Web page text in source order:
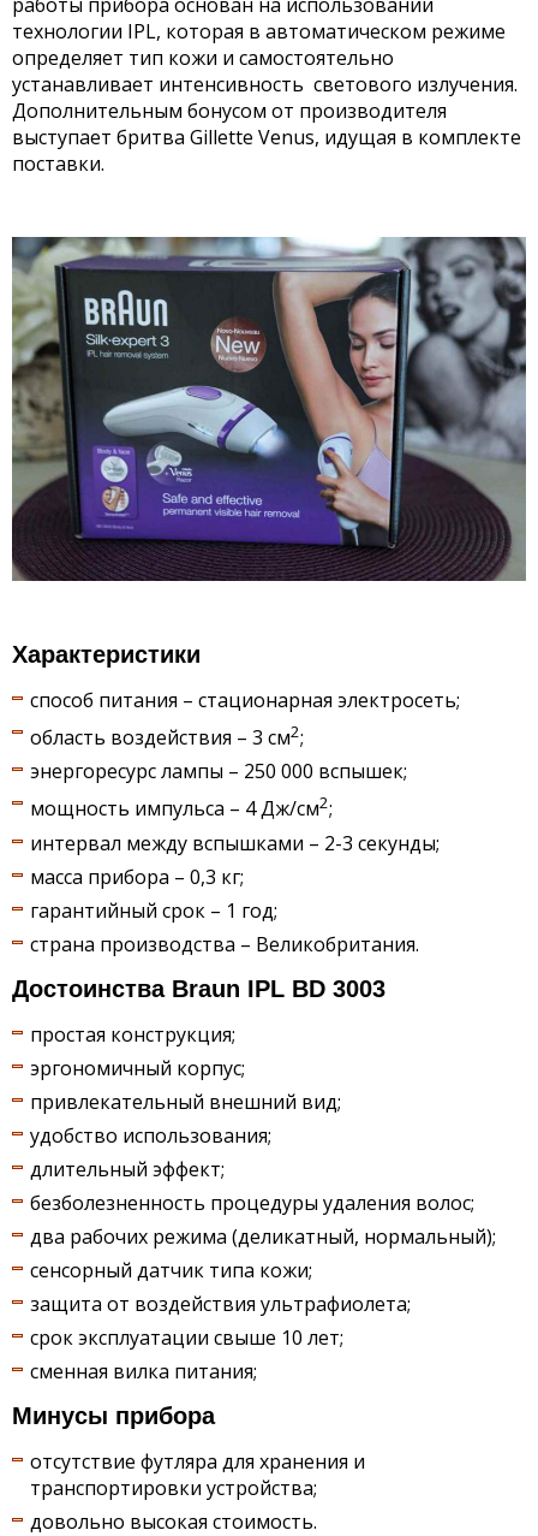
работы прибора основан на использовании
технологии IPL, которая в автоматическом режиме
определяет тип кожи и самостоятельно
устанавливает интенсивность светового излучения.
Дополнительным бонусом от производителя
выступает бритва Gillette Venus, идущая в комплекте
поставки.
Характеристики
способ питания – стационарная электросеть;
область воздействия – 3 см2;
энергоресурс лампы – 250 000 вспышек;
мощность импульса – 4 Дж/см2;
интервал между вспышками – 2-3 секунды;
масса прибора – 0,3 кг;
гарантийный срок – 1 год;
страна производства – Великобритания.
Достоинства Braun IPL BD 3003
простая конструкция;
эргономичный корпус;
привлекательный внешний вид;
удобство использования;
длительный эффект;
безболезненность процедуры удаления волос;
два рабочих режима (деликатный, нормальный);
сенсорный датчик типа кожи;
защита от воздействия ультрафиолета;
срок эксплуатации свыше 10 лет;
сменная вилка питания;
Минусы прибора
отсутствие футляра для хранения и
транспортировки устройства;
довольно высокая стоимость.